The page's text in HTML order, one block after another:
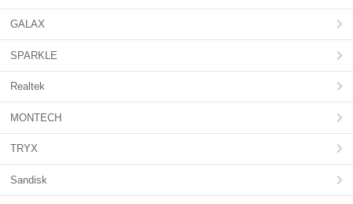
GALAX
SPARKLE
Realtek
MONTECH
TRYX
Sandisk